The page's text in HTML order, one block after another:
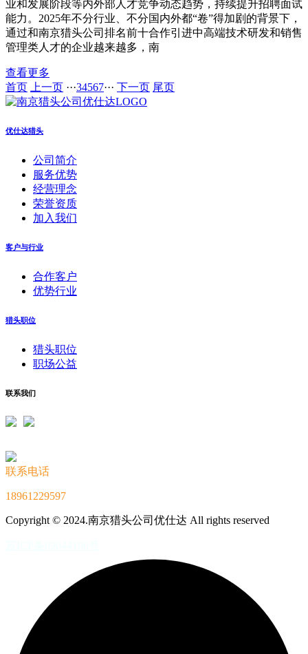
业和发展阶段等内外部人才竞争动态趋势，持续提升招聘面试
能力。2025年不分行业、不分国内外都“卷”得加剧的背景下，
通过和南京猎头公司排名前十合作引进中高端技术研发和销售
管理类人才的企业越来越多，南
查看更多
首页
上一页 ···34567··· 下一页 尾页
优仕达猎头
公司简介
服务优势
经营理念
荣誉资质
加入我们
客户与行业
合作客户
优势行业
猎头职位
猎头职位
职场公益
联系我们
联系电话
18961229597
Copyright © 2024.南京猎头公司优仕达 All rights reserved